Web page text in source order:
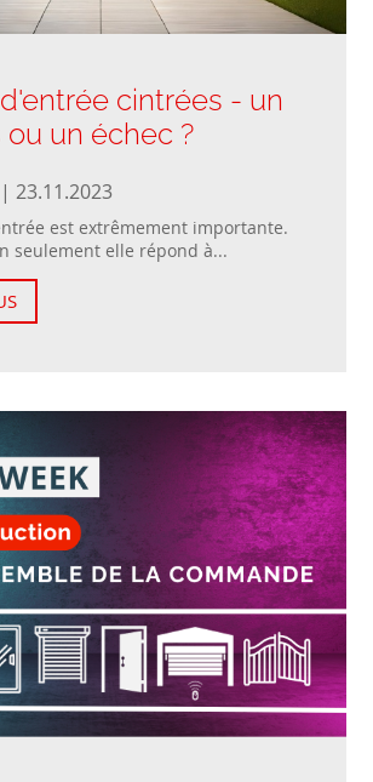
cintrées - un
un échec ?
23.11.2023
est extrêmement importante.
seulement elle répond à...